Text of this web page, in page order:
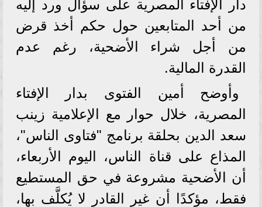
دار الإفتاء المصرية على سؤال ورد إليه
من أحد المتابعين حول حكم أخذ قرض
من أجل شراء الأضحية، رغم عدم
القدرة المالية.
وأوضح أمين الفتوى بدار الإفتاء
المصرية، خلال حوار مع الإعلامية زينب
سعد الدين بحلقة برنامج "فتاوى الناس"،
المذاع على قناة الناس، اليوم الأربعاء،
أن الأضحية مشروعة في حق المستطيع
فقط، مؤكدًا أن غير القادر لا يُكلَّف بها،